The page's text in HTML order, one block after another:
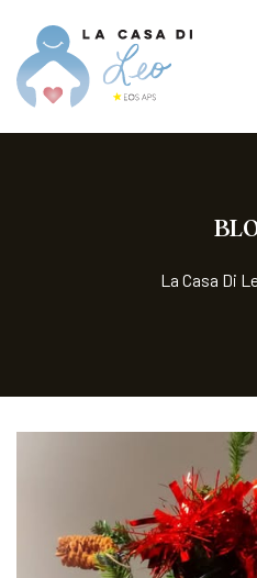
La Casa Di